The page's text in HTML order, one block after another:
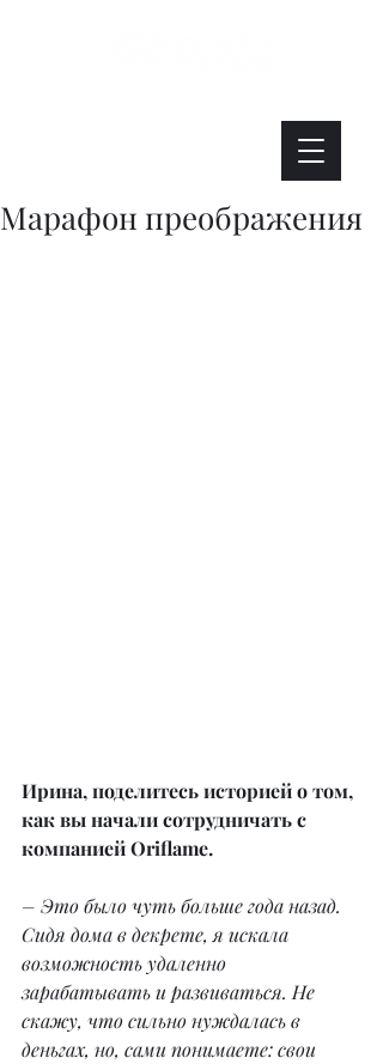
Марафон преображения
Ирина, поделитесь историей о том,
как вы начали сотрудничать с
компанией Oriflame.
– Это было чуть больше года назад.
Сидя дома в декрете, я искала
возможность удаленно
зарабатывать и развиваться. Не
скажу, что сильно нуждалась в
деньгах, но, сами понимаете: свои